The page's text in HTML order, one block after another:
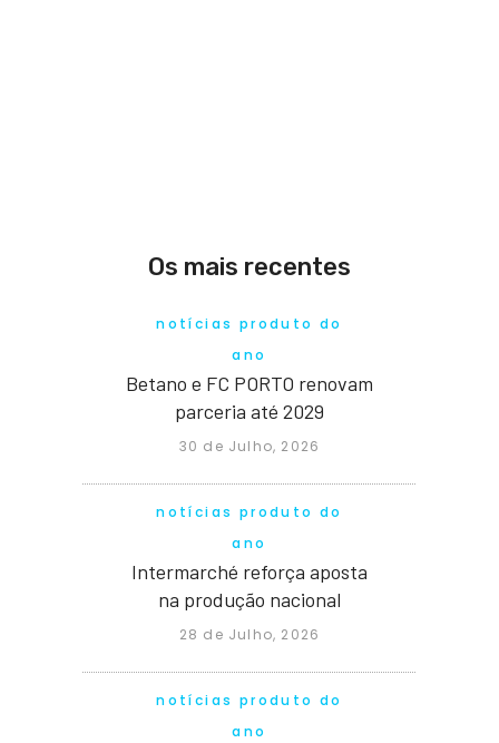
Os mais recentes
notícias produto do
ano
Betano e FC PORTO renovam
parceria até 2029
30 de Julho, 2026
notícias produto do
ano
Intermarché reforça aposta
na produção nacional
28 de Julho, 2026
notícias produto do
ano